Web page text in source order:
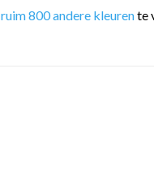
ruim 800 andere kleurente